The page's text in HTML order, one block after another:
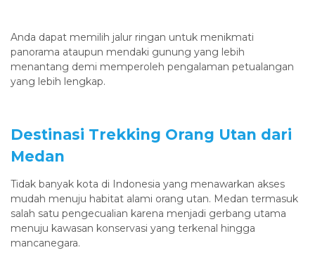
Anda dapat memilih jalur ringan untuk menikmati
panorama ataupun mendaki gunung yang lebih
menantang demi memperoleh pengalaman petualangan
yang lebih lengkap.
Destinasi Trekking Orang Utan dari
Medan
Tidak banyak kota di Indonesia yang menawarkan akses
mudah menuju habitat alami orang utan. Medan termasuk
salah satu pengecualian karena menjadi gerbang utama
menuju kawasan konservasi yang terkenal hingga
mancanegara.